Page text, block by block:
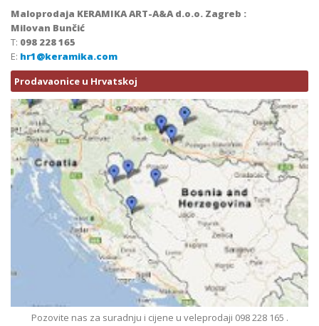
Maloprodaja KERAMIKA ART-A&A d.o.o. Zagreb :
Milovan Bunčić
T: 098 228 165
E: hr1@keramika.com
Prodavaonice u Hrvatskoj
Pozovite nas za suradnju i cijene u veleprodaji 098 228 165 .